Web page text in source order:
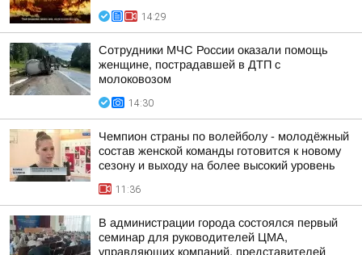
14:29
Сотрудники МЧС России оказали помощь
женщине, пострадавшей в ДТП с
молоковозом
14:30
Чемпион страны по волейболу - молодёжный
состав женской команды готовится к новому
сезону и выходу на более высокий уровень
11:36
В администрации города состоялся первый
семинар для руководителей ЦМА,
управляющих компаний, представителей